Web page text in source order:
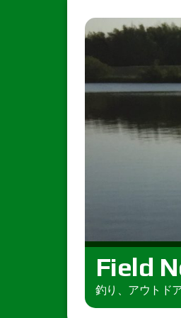
Field
釣り、アウトド